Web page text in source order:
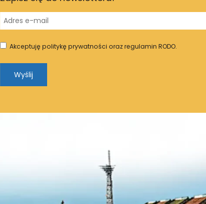
Akceptuję politykę prywatności oraz regulamin RODO.